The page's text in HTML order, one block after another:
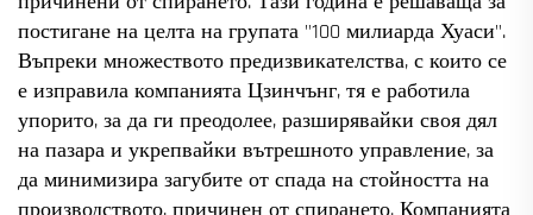
постигане на целта на групата "100 милиарда Хуаси".
Въпреки множеството предизвикателства, с които се
е изправила компанията Цзинчънг, тя е работила
упорито, за да ги преодолее, разширявайки своя дял
на пазара и укрепвайки вътрешното управление, за
да минимизира загубите от спада на стойността на